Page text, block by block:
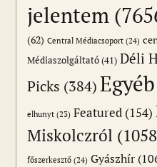
jelentem
(62) Central Médiacsoport (24)
Médiaszolgáltató(41) Déli
Picks (384)Egyéb
elhunyt (23) Featured (154)
Miskolczról
főszerkesztő (24) Gyászhír